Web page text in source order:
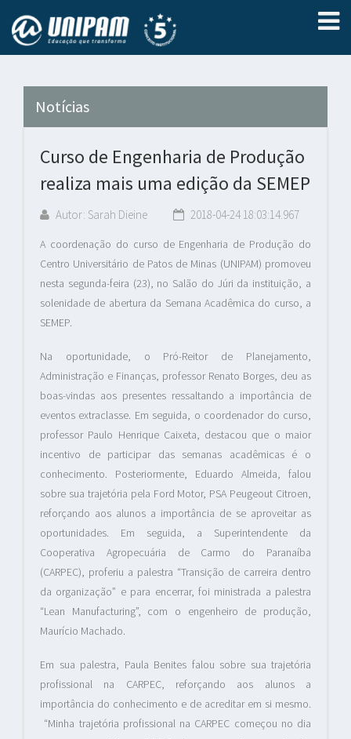
Notícias
Curso de Engenharia de Produção
realiza mais uma edição da SEMEP
Autor: Sarah Dieine 2018-04-24 18:03:14.967
A coordenação do curso de Engenharia de Produção do
Centro Universitário de Patos de Minas (UNIPAM) promoveu
nesta segunda-feira (23), no Salão do Júri da instituição, a
solenidade de abertura da Semana Acadêmica do curso, a
SEMEP.
Na oportunidade, o Pró-Reitor de Planejamento,
Administração e Finanças, professor Renato Borges, deu as
boas-vindas aos presentes ressaltando a importância de
eventos extraclasse. Em seguida, o coordenador do curso,
professor Paulo Henrique Caixeta, destacou que o maior
incentivo de participar das semanas acadêmicas é o
conhecimento. Posteriormente, Eduardo Almeida, falou
sobre sua trajetória pela Ford Motor, PSA Peugeout Citroen,
reforçando aos alunos a importância de se aproveitar as
oportunidades. Em seguida, a Superintendente da
Cooperativa Agropecuária de Carmo do Paranaíba
(CARPEC), proferiu a palestra “Transição de carreira dentro
da organização” e para encerrar, foi ministrada a palestra
“Lean Manufacturing”, com o engenheiro de produção,
Maurício Machado.
Em sua palestra, Paula Benites falou sobre sua trajetória
profissional na CARPEC, reforçando aos alunos a
importância do conhecimento e de acreditar em si mesmo.
“Minha trajetória profissional na CARPEC começou no dia